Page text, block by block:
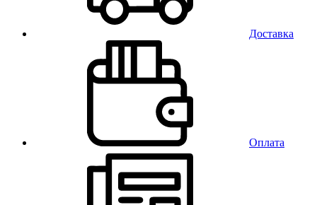
Доставка
Оплата